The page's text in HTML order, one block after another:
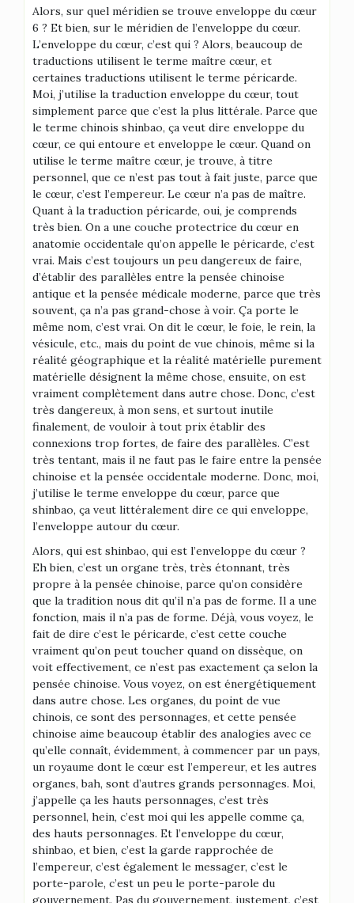
Alors, sur quel méridien se trouve enveloppe du cœur
6 ? Et bien, sur le méridien de l’enveloppe du cœur.
L’enveloppe du cœur, c’est qui ? Alors, beaucoup de
traductions utilisent le terme maître cœur, et
certaines traductions utilisent le terme péricarde.
Moi, j’utilise la traduction enveloppe du cœur, tout
simplement parce que c’est la plus littérale. Parce que
le terme chinois shinbao, ça veut dire enveloppe du
cœur, ce qui entoure et enveloppe le cœur. Quand on
utilise le terme maître cœur, je trouve, à titre
personnel, que ce n’est pas tout à fait juste, parce que
le cœur, c’est l’empereur. Le cœur n’a pas de maître.
Quant à la traduction péricarde, oui, je comprends
très bien. On a une couche protectrice du cœur en
anatomie occidentale qu’on appelle le péricarde, c’est
vrai. Mais c’est toujours un peu dangereux de faire,
d’établir des parallèles entre la pensée chinoise
antique et la pensée médicale moderne, parce que très
souvent, ça n’a pas grand-chose à voir. Ça porte le
même nom, c’est vrai. On dit le cœur, le foie, le rein, la
vésicule, etc., mais du point de vue chinois, même si la
réalité géographique et la réalité matérielle purement
matérielle désignent la même chose, ensuite, on est
vraiment complètement dans autre chose. Donc, c’est
très dangereux, à mon sens, et surtout inutile
finalement, de vouloir à tout prix établir des
connexions trop fortes, de faire des parallèles. C’est
très tentant, mais il ne faut pas le faire entre la pensée
chinoise et la pensée occidentale moderne. Donc, moi,
j’utilise le terme enveloppe du cœur, parce que
shinbao, ça veut littéralement dire ce qui enveloppe,
l’enveloppe autour du cœur.
Alors, qui est shinbao, qui est l’enveloppe du cœur ?
Eh bien, c’est un organe très, très étonnant, très
propre à la pensée chinoise, parce qu’on considère
que la tradition nous dit qu’il n’a pas de forme. Il a une
fonction, mais il n’a pas de forme. Déjà, vous voyez, le
fait de dire c’est le péricarde, c’est cette couche
vraiment qu’on peut toucher quand on dissèque, on
voit effectivement, ce n’est pas exactement ça selon la
pensée chinoise. Vous voyez, on est énergétiquement
dans autre chose. Les organes, du point de vue
chinois, ce sont des personnages, et cette pensée
chinoise aime beaucoup établir des analogies avec ce
qu’elle connaît, évidemment, à commencer par un pays,
un royaume dont le cœur est l’empereur, et les autres
organes, bah, sont d’autres grands personnages. Moi,
j’appelle ça les hauts personnages, c’est très
personnel, hein, c’est moi qui les appelle comme ça,
des hauts personnages. Et l’enveloppe du cœur,
shinbao, et bien, c’est la garde rapprochée de
l’empereur, c’est également le messager, c’est le
porte-parole, c’est un peu le porte-parole du
gouvernement. Pas du gouvernement, justement, c’est